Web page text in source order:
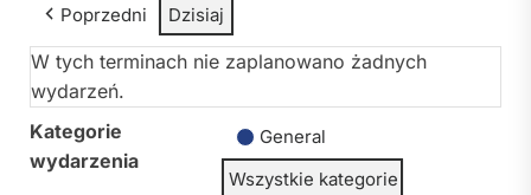
Poprzedni Dzisiaj
W tych terminach nie zaplanowano żadnych
wydarzeń.
Kategorie
wydarzenia
General
Wszystkie kategorie